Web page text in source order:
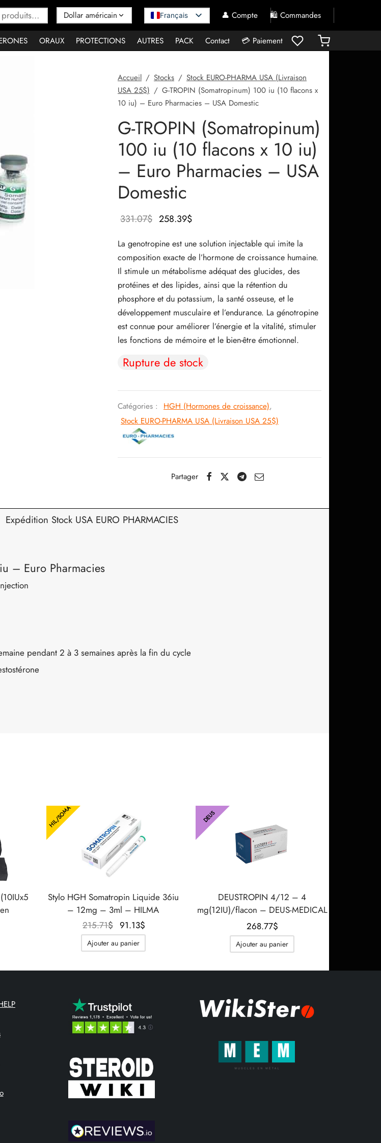
:
Français 👤 Compte 🛍️ Commandes
ORAUX PROTECTIONS AUTRES PACK Contact 💳 Paiement
Accueil / Stocks / Stock EURO-PHARMA USA (Livraison
USA 25$) / G-TROPIN (Somatropinum) 100 iu (10 flacons x
10 iu) – Euro Pharmacies – USA Domestic
G-TROPIN (Somatropinum)
100 iu (10 flacons x 10 iu)
– Euro Pharmacies – USA
Domestic
331.07$ Le prix
était :
331.07$.
258.39$
est :
258.39$.
La genotropine est une solution injectable qui imite la
composition exacte de l’hormone de croissance humaine.
Il stimule un métabolisme adéquat des glucides, des
protéines et des lipides, ainsi que la rétention du
phosphore et du potassium, la santé osseuse, et le
développement musculaire et l’endurance. La génotropine
est connue pour améliorer l’énergie et la vitalité, stimuler
les fonctions de mémoire et le bien-être émotionnel.
Rupture de stock
Catégories : HGH (Hormones de croissance),
Stock EURO-PHARMA USA (Livraison USA 25$)
Partager
Expédition Stock USA EURO PHARMACIES
– Euro Pharmacies
pendant 2 à 3 semaines après la fin du cycle
HIL/SOMA
Stylo HGH Somatropin Liquide 36iu
– 12mg – 3ml – HILMA
215.71$
Le prix
initial
était :
91.13$
Ajouter au panier
DEUS
DEUSTROPIN 4/12 – 4
mg(12IU)/flacon – DEUS-MEDICAL
268.77$
Ajouter au panier